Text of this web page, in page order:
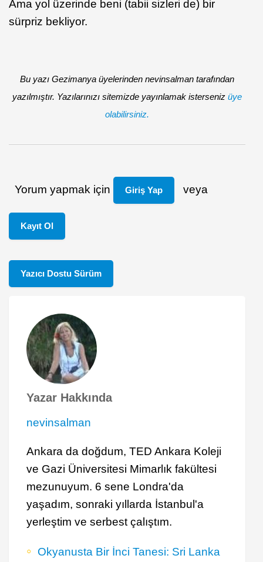
Ama yol üzerinde beni (tabii sizleri de) bir
sürpriz bekliyor.
Bu yazı Gezimanya üyelerinden nevinsalman tarafından
yazılmıştır. Yazılarınızı sitemizde yayınlamak isterseniz üye
olabilirsiniz.
Yorum yapmak için Giriş Yap veya
Kayıt Ol
Yazıcı Dostu Sürüm
Yazar Hakkında
nevinsalman
Ankara da doğdum, TED Ankara Koleji
ve Gazi Üniversitesi Mimarlık fakültesi
mezunuyum. 6 sene Londra'da
yaşadım, sonraki yıllarda İstanbul'a
yerleştim ve serbest çalıştım.
Okyanusta Bir İnci Tanesi: Sri Lanka